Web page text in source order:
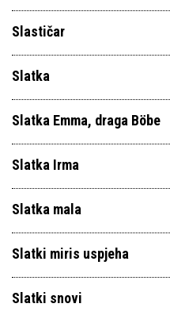
Slastičar
Slatka
Slatka Emma, draga Böbe
Slatka Irma
Slatka mala
Slatki miris uspjeha
Slatki snovi